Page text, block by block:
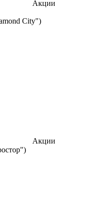
Акции
City")
Акции